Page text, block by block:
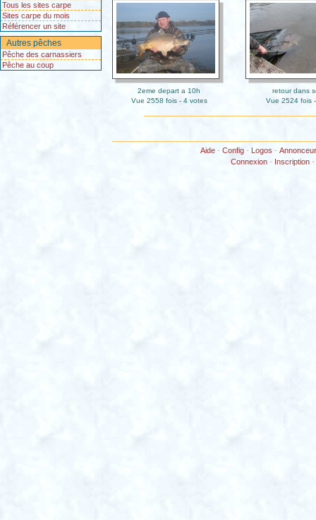
Tous les sites carpe
Sites carpe du mois
Référencer un site
Autres pêches
Pêche des carnassiers
Pêche au coup
2eme depart a 10h
Vue 2558 fois - 4 votes
retour dans
Vue 2524 fois
Aide- Config- Logos -
Connexion - Inscription -